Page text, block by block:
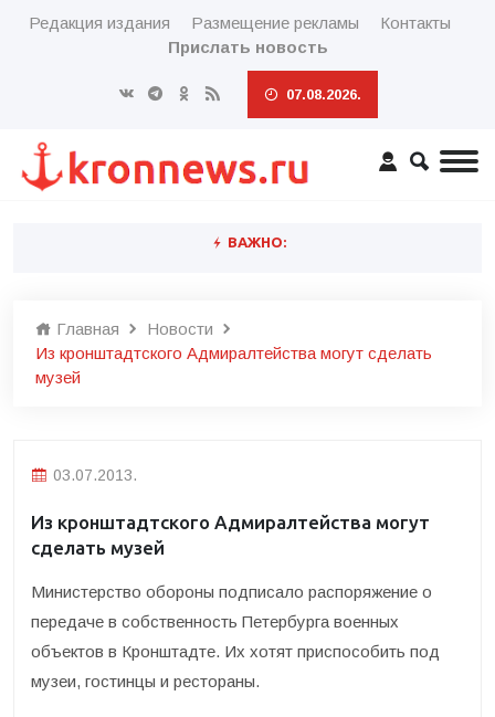
Редакция издания Размещение рекламы
Контакты
Прислать новость
07.08.2026.
ВАЖНО:
Главная
Новости
Из кронштадтского Адмиралтейства могут сделать
музей
03.07.2013.
Из кронштадтского Адмиралтейства могут
сделать музей
Министерство обороны подписало распоряжение о
передаче в собственность Петербурга военных
объектов в Кронштадте. Их хотят приспособить под
музеи, гостинцы и рестораны.